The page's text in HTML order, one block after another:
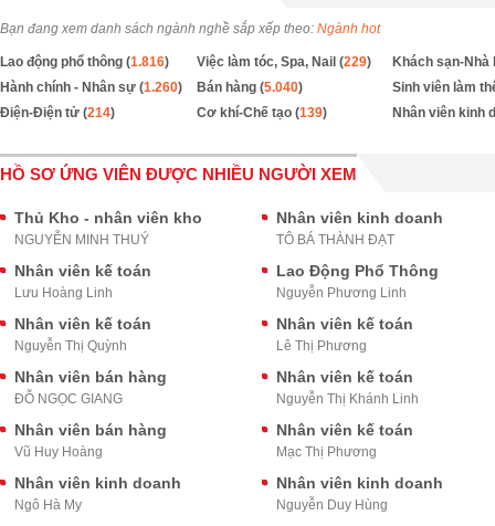
Bạn đang xem danh sách ngành nghề sắp xếp theo: Ngành hot
Lao động phổ thông (1.816) Việc làm tóc, Spa, Nail (229)
Khách sạn-Nhà
Hành chính - Nhân sự (1.260) Bán hàng (5.040)
Sinh viên làm
Điện-Điện tử (214) Cơ khí-Chế tạo (139) Nhân viên kinh
HỒ SƠ ỨNG VIÊN ĐƯỢC NHIỀU NGƯỜI XEM
Thủ Kho - nhân viên kho
NGUYỄN MINH THUÝ
Nhân viên kinh doanh
TÔ BÁ THÀNH ĐẠT
Nhân viên kế toán
Lưu Hoàng Linh
Lao Động Phổ Thông
Nguyễn Phương Linh
Nhân viên kế toán
Nguyễn Thị Quỳnh
Nhân viên kế toán
Lê Thị Phương
Nhân viên bán hàng
ĐỖ NGỌC GIANG
Nhân viên kế toán
Nguyễn Thị Khánh Linh
Nhân viên bán hàng
Vũ Huy Hoàng
Nhân viên kế toán
Mạc Thị Phương
Nhân viên kinh doanh
Ngô Hà My
Nhân viên kinh doanh
Nguyễn Duy Hùng